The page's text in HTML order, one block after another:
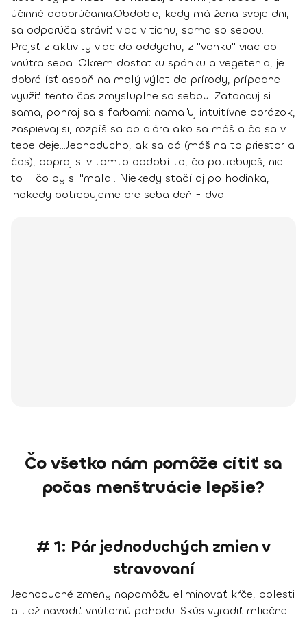
účinné odporúčania.Obdobie, kedy má žena svoje dni,
sa odporúča stráviť viac v tichu, sama so sebou.
Prejsť z aktivity viac do oddychu, z "vonku" viac do
vnútra seba. Okrem dostatku spánku a vegetenia, je
dobré ísť aspoň na malý výlet do prírody, prípadne
využiť tento čas zmysluplne so sebou. Zatancuj si
sama, pohraj sa s farbami: namaľuj intuitívne obrázok,
zaspievaj si, rozpíš sa do diára ako sa máš a čo sa v
tebe deje...Jednoducho, ak sa dá (máš na to priestor a
čas), dopraj si v tomto období to, čo potrebuješ, nie
to - čo by si "mala". Niekedy stačí aj polhodinka,
inokedy potrebujeme pre seba deň - dva.
Čo všetko nám pomôže cítiť sa
počas menštruácie lepšie?
# 1: Pár jednoduchých zmien v
stravovaní
Jednoduché zmeny napomôžu eliminovať kŕče, bolesti
a tiež navodiť vnútornú pohodu. Skús vyradiť mliečne